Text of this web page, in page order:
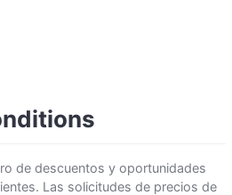
de descuentos y oportunidades
Las solicitudes de precios de